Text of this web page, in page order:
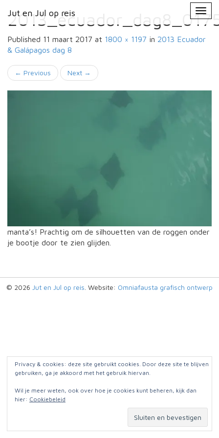
Jut en Jul op reis
Primary
Menu
Jut en Jul op reis
Published 11 maart 2017 at 1800 × 1197 in 2013 Ecuador
& Galápagos dag 8
← Previous Next →
manta’s! Prachtig om de silhouetten van de roggen onder
je bootje door te zien glijden.
© 2026 Jut en Jul op reis . Website: Omniafausta grafisch ontwerp
Privacy & cookies: deze site gebruikt cookies. Door deze site te blijven
gebruiken, ga je akkoord met het gebruik hiervan.
Wil je meer weten, ook over hoe je cookies kunt beheren, kijk dan
hier: Cookiebeleid